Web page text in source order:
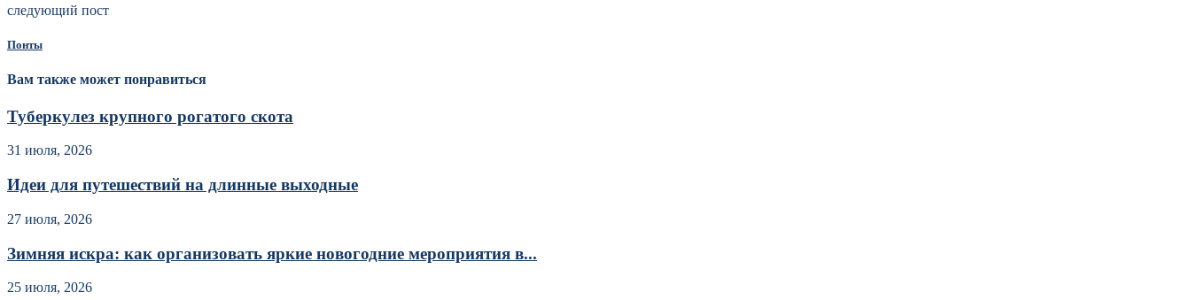
следующий пост
Понты
Вам также может понравиться
Туберкулез крупного рогатого скота
31 июля, 2026
Идеи для путешествий на длинные выходные
27 июля, 2026
Зимняя искра: как организовать яркие новогодние мероприятия в...
25 июля, 2026